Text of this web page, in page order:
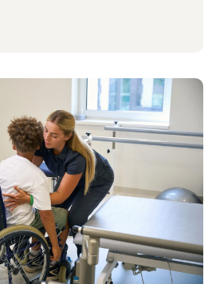
di movimentazione!